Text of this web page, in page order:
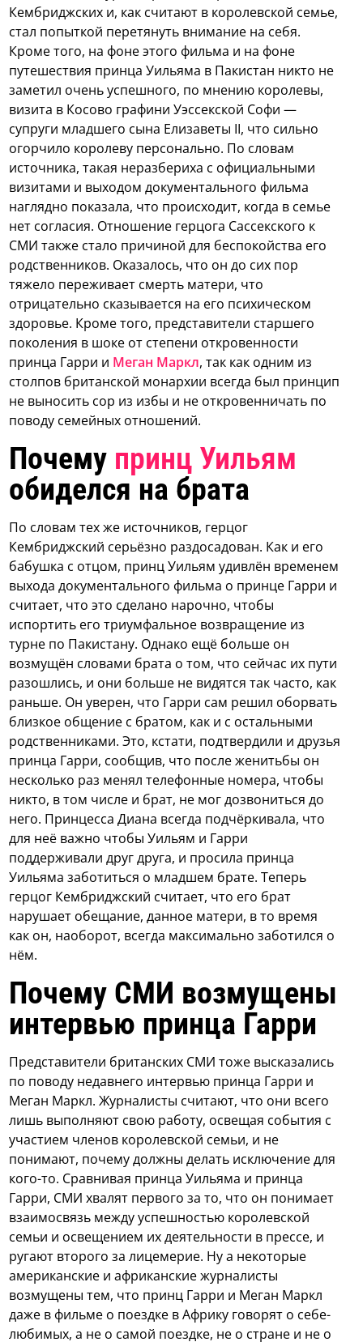
Кембриджских и, как считают в королевской семье,
стал попыткой перетянуть внимание на себя.
Кроме того, на фоне этого фильма и на фоне
путешествия принца Уильяма в Пакистан никто не
заметил очень успешного, по мнению королевы,
визита в Косово графини Уэссекской Софи —
супруги младшего сына Елизаветы II, что сильно
огорчило королеву персонально. По словам
источника, такая неразбериха с официальными
визитами и выходом документального фильма
наглядно показала, что происходит, когда в семье
нет согласия. Отношение герцога Сассекского к
СМИ также стало причиной для беспокойства его
родственников. Оказалось, что он до сих пор
тяжело переживает смерть матери, что
отрицательно сказывается на его психическом
здоровье. Кроме того, представители старшего
поколения в шоке от степени откровенности
принца Гарри и Меган Маркл, так как одним из
столпов британской монархии всегда был принцип
не выносить сор из избы и не откровенничать по
поводу семейных отношений.
Почему принц Уильям
обиделся на брата
По словам тех же источников, герцог
Кембриджский серьёзно раздосадован. Как и его
бабушка с отцом, принц Уильям удивлён временем
выхода документального фильма о принце Гарри и
считает, что это сделано нарочно, чтобы
испортить его триумфальное возвращение из
турне по Пакистану. Однако ещё больше он
возмущён словами брата о том, что сейчас их пути
разошлись, и они больше не видятся так часто, как
раньше. Он уверен, что Гарри сам решил оборвать
близкое общение с братом, как и с остальными
родственниками. Это, кстати, подтвердили и друзья
принца Гарри, сообщив, что после женитьбы он
несколько раз менял телефонные номера, чтобы
никто, в том числе и брат, не мог дозвониться до
него. Принцесса Диана всегда подчёркивала, что
для неё важно чтобы Уильям и Гарри
поддерживали друг друга, и просила принца
Уильяма заботиться о младшем брате. Теперь
герцог Кембриджский считает, что его брат
нарушает обещание, данное матери, в то время
как он, наоборот, всегда максимально заботился о
нём.
Почему СМИ возмущены
интервью принца Гарри
Представители британских СМИ тоже высказались
по поводу недавнего интервью принца Гарри и
Меган Маркл. Журналисты считают, что они всего
лишь выполняют свою работу, освещая события с
участием членов королевской семьи, и не
понимают, почему должны делать исключение для
кого-то. Сравнивая принца Уильяма и принца
Гарри, СМИ хвалят первого за то, что он понимает
взаимосвязь между успешностью королевской
семьи и освещением их деятельности в прессе, и
ругают второго за лицемерие. Ну а некоторые
американские и африканские журналисты
возмущены тем, что принц Гарри и Меган Маркл
даже в фильме о поездке в Африку говорят о себе-
любимых, а не о самой поездке, не о стране и не о